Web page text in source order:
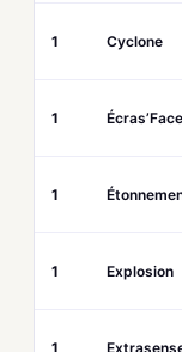
1 Cyclone
1 Écras’Face
1
1 Explosion
1